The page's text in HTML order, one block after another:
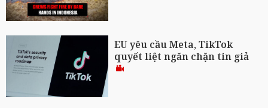
EU yêu cầu Meta, TikTok
quyết liệt ngăn chặn tin giả